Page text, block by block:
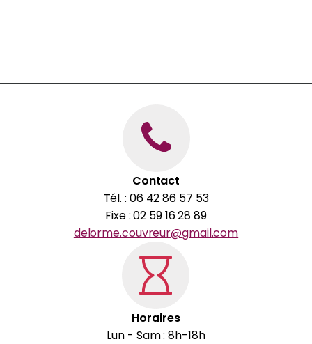
Contact
Tél. : 06 42 86 57 53
Fixe : 02 59 16 28 89
delorme.couvreur@gmail.com
Horaires
Lun - Sam : 8h-18h